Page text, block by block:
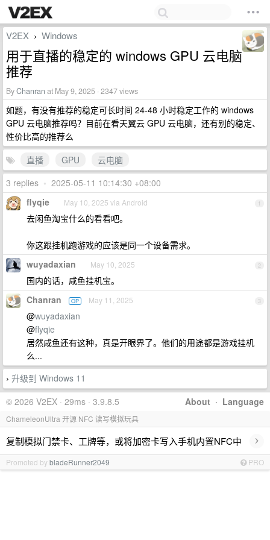
V2EX › Windows
用于直播的稳定的 windows GPU 云电脑
推荐
ByChanran at May 9, 2025 · 2347 views
如题，有没有推荐的稳定可长时间 24-48 小时稳定工作的 windows
GPU 云电脑推荐吗？目前在看天翼云 GPU 云电脑，还有别的稳定、
性价比高的推荐么
直播
GPU
云电脑
3 replies • 2025-05-11 10:14:30 +08:00
1
flyqie May 10, 2025 via Android
去闲鱼淘宝什么的看看吧。
你这跟挂机跑游戏的应该是同一个设备需求。
2
wuyadaxian May 10, 2025
国内的话，咸鱼挂机宝。
3
Chanran OP May 11, 2025
@wuyadaxian
@flyqie
居然咸鱼还有这种，真是开眼界了。他们的用途都是游戏挂机
么...
› 升级到 Windows 11
About · Language
© 2026 V2EX · 29ms · 3.9.8.5
ChameleonUltra 开源 NFC 读写模拟玩具
复制模拟门禁卡、工牌等，或将加密卡写入手机内置NFC中 ›
Promoted bybladeRunner2049 PRO